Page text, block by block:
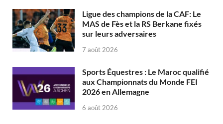
Ligue des champions de la CAF: Le
MAS de Fès et la RS Berkane fixés
sur leurs adversaires
7 août 2026
Sports Équestres : Le Maroc qualifié
aux Championnats du Monde FEI
2026 en Allemagne
6 août 2026